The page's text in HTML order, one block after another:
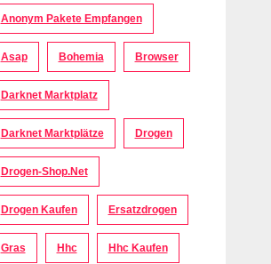
Anonym Pakete Empfangen
Asap Bohemia Browser
Darknet Marktplatz
Darknet Marktplätze Drogen
Drogen-Shop.net
Drogen Kaufen Ersatzdrogen
Gras Hhc Hhc Kaufen